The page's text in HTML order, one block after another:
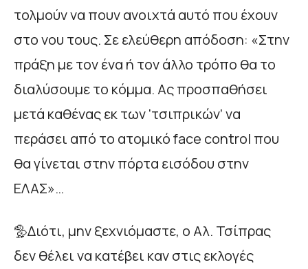
τολμούν να πουν ανοιχτά αυτό που έχουν
στο νου τους. Σε ελεύθερη απόδοση: «Στην
πράξη με τον ένα ή τον άλλο τρόπο θα το
διαλύσουμε το κόμμα. Ας προσπαθήσει
μετά καθένας εκ των ‘τσιπρικών’ να
περάσει από το ατομικό face control που
θα γίνεται στην πόρτα εισόδου στην
ΕΛΑΣ»…
🦤Διότι, μην ξεχνιόμαστε, ο Αλ. Τσίπρας
δεν θέλει να κατέβει καν στις εκλογές